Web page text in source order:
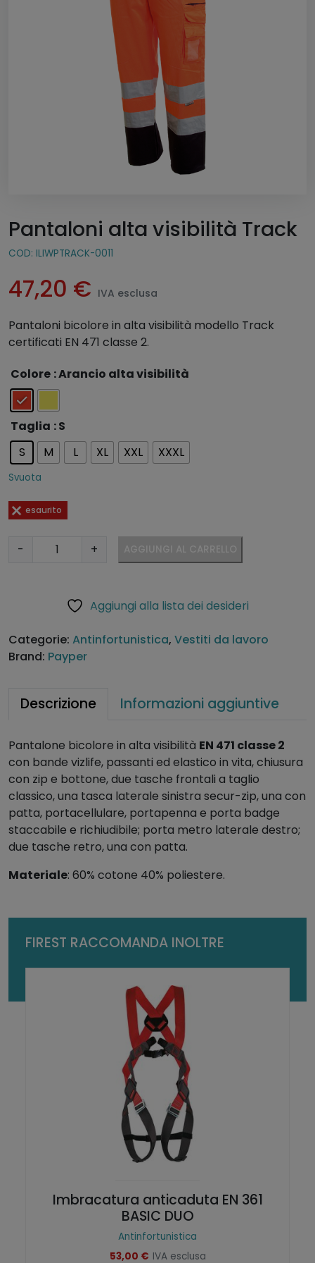
Pantaloni alta visibilità Track
COD: ILIWPTRACK-0011
47,20 € IVA esclusa
Pantaloni bicolore in alta visibilità modello Track
certificati EN 471 classe 2.
Colore : Arancio alta visibilità
Taglia : S
S
M L XL XXL XXXL
Svuota
esaurito
-
o
n
a
v
i
s
i
b
i
i
à
k
+
A
lt
r
n
ti
e
:
Aggiungi alla lista dei desideri
Categorie: Antinfortunistica, Vestiti da lavoro
Brand: Payper
Descrizione Informazioni aggiuntive
Pantalone bicolore in alta visibilità EN 471 classe 2
con bande vizlife, passanti ed elastico in vita, chiusura
con zip e bottone, due tasche frontali a taglio
classico, una tasca laterale sinistra secur-zip, una con
patta, portacellulare, portapenna e porta badge
staccabile e richiudibile; porta metro laterale destro;
due tasche retro, una con patta.
Materiale: 60% cotone 40% poliestere.
FIREST RACCOMANDA INOLTRE
Imbracatura anticaduta EN 361
BASIC DUO
Antinfortunistica
53,00 € IVA esclusa